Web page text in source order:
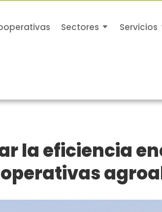
Sectores Servicios
la eficiencia